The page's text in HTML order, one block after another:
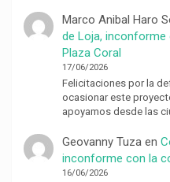
Marco Anibal Haro
de Loja,
Plaza Coral
17/06/2026
Felicitaciones por la
ocasionar este
apoyamos desde las
Geovanny Tuzaen
inconforme con la
16/06/2026